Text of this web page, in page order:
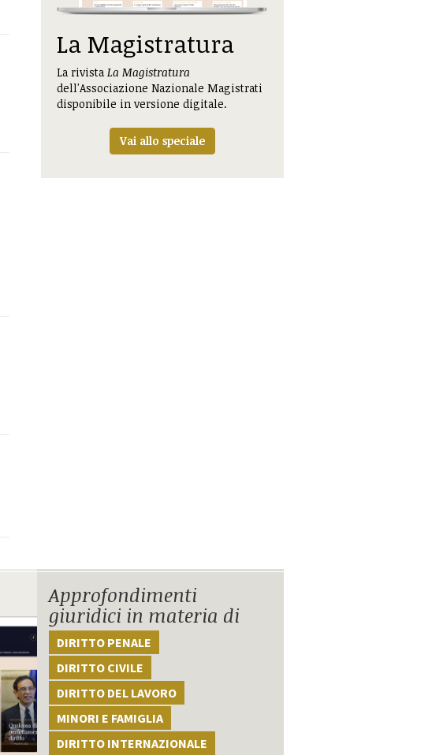
La Magistratura
La rivista La Magistratura
dell'Associazione Nazionale Magistrati
disponibile in versione digitale.
Vai allo speciale
Approfondimenti
giuridici in materia di
DIRITTO PENALE
DIRITTO CIVILE
DIRITTO DEL LAVORO
MINORI E FAMIGLIA
DIRITTO INTERNAZIONALE